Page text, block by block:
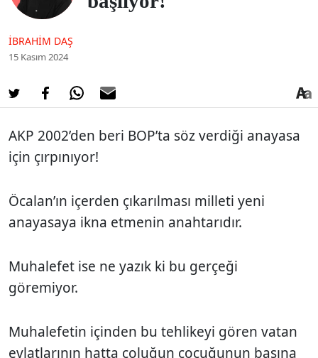
İBRAHIM DAŞ
15 Kasım 2024
AKP 2002’den beri BOP’ta söz verdiği anayasa
için çırpınıyor!
Öcalan’ın içerden çıkarılması milleti yeni
anayasaya ikna etmenin anahtarıdır.
Muhalefet ise ne yazık ki bu gerçeği
göremiyor.
Muhalefetin içinden bu tehlikeyi gören vatan
evlatlarının hatta çoluğun çocuğunun başına